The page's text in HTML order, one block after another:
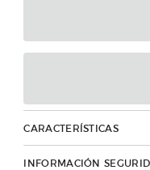
CARACTERÍSTICAS
INFORMACIÓN